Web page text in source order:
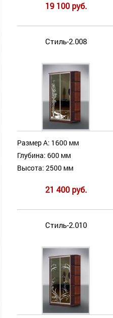
19 100 руб.
Стиль-2.008
Размер А: 1600 мм
Глубина: 600 мм
Высота: 2500 мм
21 400 руб.
Стиль-2.010